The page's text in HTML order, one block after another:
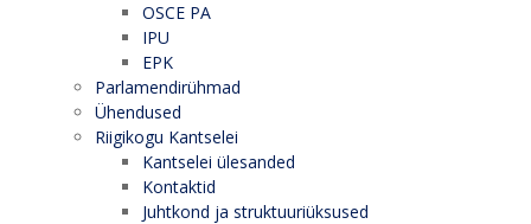
OSCE PA
IPU
EPK
Parlamendirühmad
Ühendused
Riigikogu Kantselei
Kantselei ülesanded
Kontaktid
Juhtkond ja struktuuriüksused